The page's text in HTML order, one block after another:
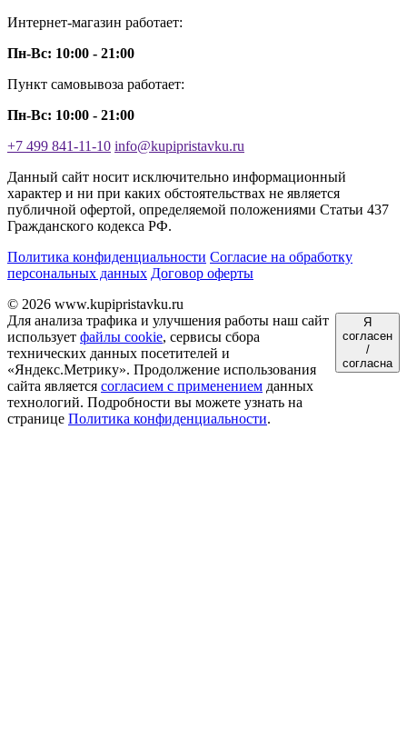
Интернет-магазин работает:
Пн-Вс: 10:00 - 21:00
Пункт самовывоза работает:
Пн-Вс: 10:00 - 21:00
+7 499 841-11-10 info@kupipristavku.ru
Данный сайт носит исключительно информационный
характер и ни при каких обстоятельствах не является
публичной офертой, определяемой положениями Статьи 437
Гражданского кодекса РФ.
Политика конфиденциальности Согласие на обработку
персональных данных Договор оферты
© 2026 www.kupipristavku.ru
Для анализа трафика и улучшения работы наш сайт
использует файлы cookie, сервисы сбора
технических данных посетителей и
«Яндекс.Метрику». Продолжение использования
сайта является согласием с применением данных
технологий. Подробности вы можете узнать на
странице Политика конфиденциальности.
Я
согласен
/
согласна